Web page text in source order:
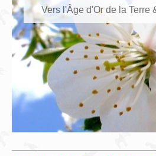
Vers l'Âge d'Or de la Terre